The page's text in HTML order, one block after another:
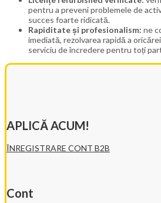
pentru a preveni problemele de
succes foarte ridicată.
Rapiditate și profesionalism: ne
imediată, rezolvarea rapidă a
serviciu de încredere pentru toți
APLICĂ ACUM!
ÎNREGISTRARE CONT B2B
Cont